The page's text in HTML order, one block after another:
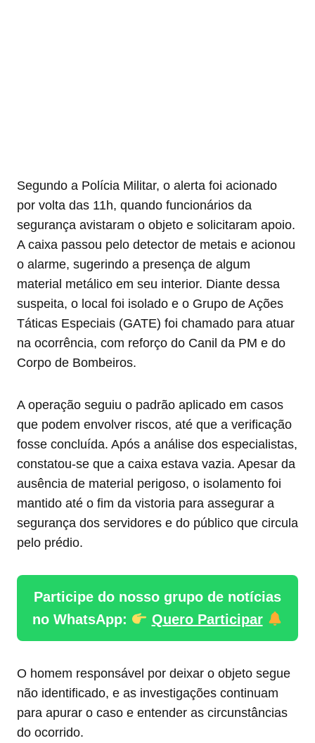
Segundo a Polícia Militar, o alerta foi acionado
por volta das 11h, quando funcionários da
segurança avistaram o objeto e solicitaram apoio.
A caixa passou pelo detector de metais e acionou
o alarme, sugerindo a presença de algum
material metálico em seu interior. Diante dessa
suspeita, o local foi isolado e o Grupo de Ações
Táticas Especiais (GATE) foi chamado para atuar
na ocorrência, com reforço do Canil da PM e do
Corpo de Bombeiros.
A operação seguiu o padrão aplicado em casos
que podem envolver riscos, até que a verificação
fosse concluída. Após a análise dos especialistas,
constatou-se que a caixa estava vazia. Apesar da
ausência de material perigoso, o isolamento foi
mantido até o fim da vistoria para assegurar a
segurança dos servidores e do público que circula
pelo prédio.
Participe do nosso grupo de notícias
no WhatsApp:
Quero Participar
O homem responsável por deixar o objeto segue
não identificado, e as investigações continuam
para apurar o caso e entender as circunstâncias
do ocorrido.